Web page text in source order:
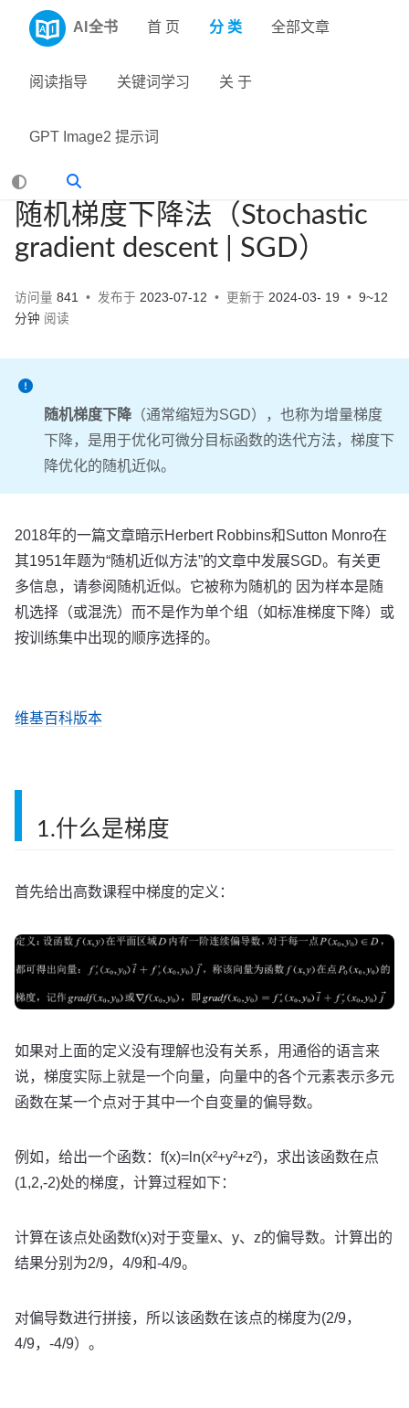
AI全书 首 页 分 类 全部文章
阅读指导 关键词学习 关 于
GPT Image2 提示词
随机梯度下降法（Stochastic
gradient descent | SGD）
访问量 841 发布于 2023-07-12 更新于 2024-03- 19
9~12
分钟 阅读
随机梯度下降 （通常缩短为SGD），也称为增量梯度
下降，是用于优化可微分目标函数的迭代方法，梯度下
降优化的随机近似。
2018年的一篇文章暗示Herbert Robbins和Sutton Monro在
其1951年题为“随机近似方法”的文章中发展SGD。有关更
多信息，请参阅随机近似。它被称为随机的 因为样本是随
机选择（或混洗）而不是作为单个组（如标准梯度下降）或
按训练集中出现的顺序选择的。
维基百科版本
1.什么是梯度
首先给出高数课程中梯度的定义：
如果对上面的定义没有理解也没有关系，用通俗的语言来
说，梯度实际上就是一个向量，向量中的各个元素表示多元
函数在某一个点对于其中一个自变量的偏导数。
例如，给出一个函数：f(x)=ln(x²+y²+z²)，求出该函数在点
(1,2,-2)处的梯度，计算过程如下：
计算在该点处函数f(x)对于变量x、y、z的偏导数。计算出的
结果分别为2/9，4/9和-4/9。
对偏导数进行拼接，所以该函数在该点的梯度为(2/9，
4/9，-4/9）。